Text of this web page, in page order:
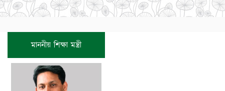
মাননীয় শিক্ষা মন্ত্রী